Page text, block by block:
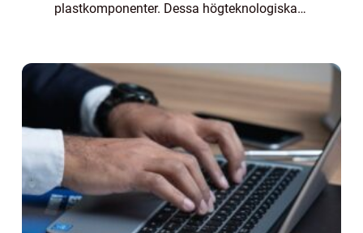
plastkomponenter. Dessa högteknologiska